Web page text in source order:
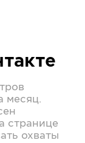
месяц.
странице
охваты